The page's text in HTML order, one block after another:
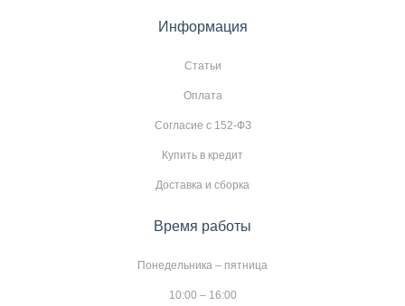
Информация
Статьи
Оплата
Согласие с 152-ФЗ
Купить в кредит
Доставка и сборка
Время работы
Понедельника – пятница
10:00 – 16:00